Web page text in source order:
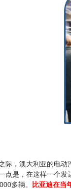
际，澳大利亚的电
是，在这样一个
多辆。
比亚迪在当